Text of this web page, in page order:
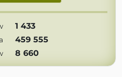
1 433
459 555
8 660